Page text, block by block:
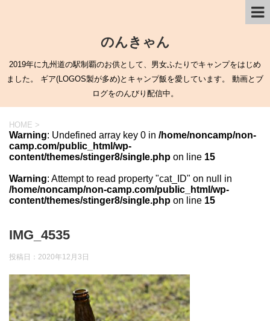
のんきゃん
2019年に九州道の駅制覇のお供として、男女ふたりでキャンプをはじめ
ました。 ギア(LOGOS製が多め)とキャンプ飯を愛しています。 動画とブ
ログをのんびり配信中。
HOME >
Warning: Undefined array key 0 in /home/noncamp/non-
camp.com/public_html/wp-
content/themes/stinger8/single.php on line 15
Warning: Attempt to read property "cat_ID" on null in
/home/noncamp/non-camp.com/public_html/wp-
content/themes/stinger8/single.php on line 15
IMG_4535
投稿日： 2020年12月3日